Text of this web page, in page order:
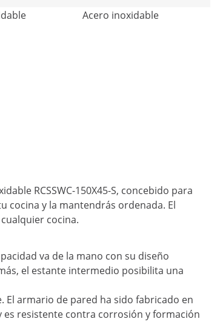
Acero inoxidable
RCSSWC-150X45-S, concebido para
cocina y la mantendrás ordenada. El
cocina.
va de la mano con su diseño
el estante intermedio posibilita una
armario de pared ha sido fabricado en
resistente contra corrosión y formación